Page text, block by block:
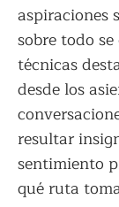
aspiraciones
sobre todo
técnicas
desde los
resultar
sentimiento
qué ruta